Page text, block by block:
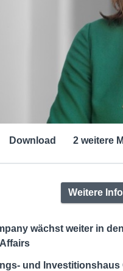
Download 2 weitere
Weitere
wächst weiter in
und